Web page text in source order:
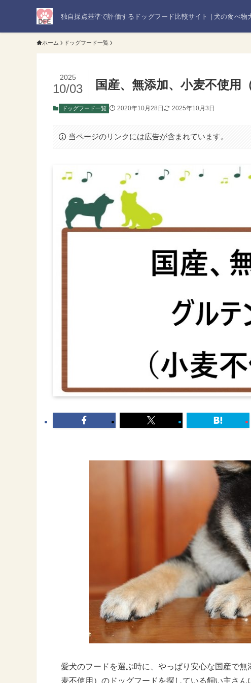
独自採点基準で評価するドッグフード比較サイト | 犬の食べ物
ホーム ドッグフード一覧
国産、無添加、小麦不使用
2025
10/03
ドッグフード一覧 2020年10月28日 2025年10月3日
当ページのリンクには広告が含まれています。
愛犬のフードを選ぶ時に、やっぱり安心な国産で
麦不使用）のドッグフードを探している飼い主さん